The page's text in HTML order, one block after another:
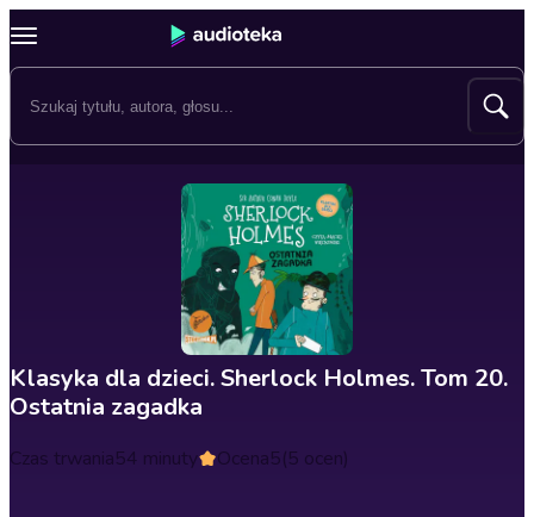
Klasyka dla dzieci. Sherlock Holmes. Tom 20.
Ostatnia zagadka
Czas trwania54 minuty Ocena5(5 ocen)